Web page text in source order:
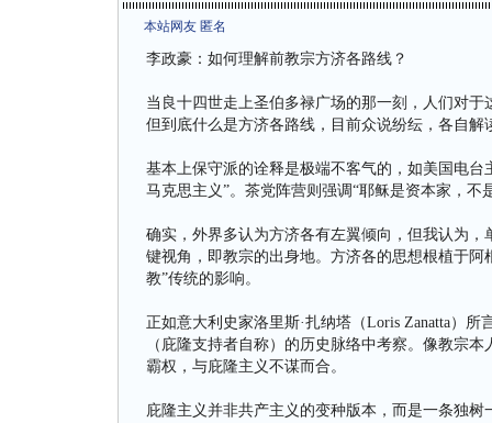
本站网友 匿名
李政豪：如何理解前教宗方济各路线？
当良十四世走上圣伯多禄广场的那一刻，人们对
但到底什么是方济各路线，目前众说纷纭，各自解
基本上保守派的诠释是极端不客气的，如美国电台
马克思主义”。茶党阵营则强调“耶稣是资本家，
确实，外界多认为方济各有左翼倾向，但我认为
键视角，即教宗的出身地。方济各的思想根植于阿
教”传统的影响。
正如意大利史家洛里斯·扎纳塔（Loris Zanatta）
（庇隆支持者自称）的历史脉络中考察。像教宗
霸权，与庇隆主义不谋而合。
庇隆主义并非共产主义的变种版本，而是一条独树